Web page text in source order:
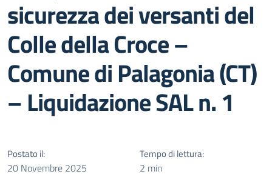
sicurezza dei versanti del
Colle della Croce –
Comune di Palagonia (CT)
– Liquidazione SAL n. 1
Postato il:
20 Novembre 2025
Tempo di lettura:
2 min